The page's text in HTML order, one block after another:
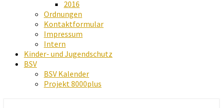
2016
Ordnungen
Kontaktformular
Impressum
Intern
Kinder- und Jugendschutz
BSV
BSV Kalender
Projekt 8000plus